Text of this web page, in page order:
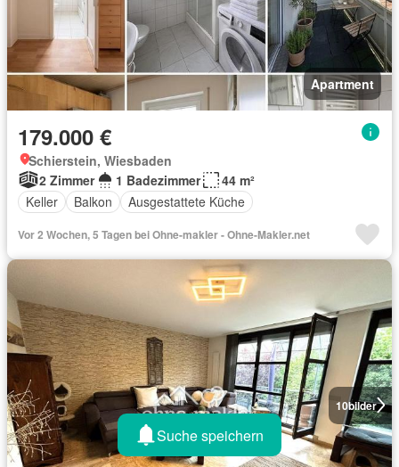
Apartment
179.000 €
Schierstein, Wiesbaden
2 Zimmer
1 Badezimmer
44 m²
Keller
Balkon Ausgestattete Küche
Vor 2 Wochen, 5 Tagen bei Ohne-makler - Ohne-Makler.net
10bilder
Suche speichern